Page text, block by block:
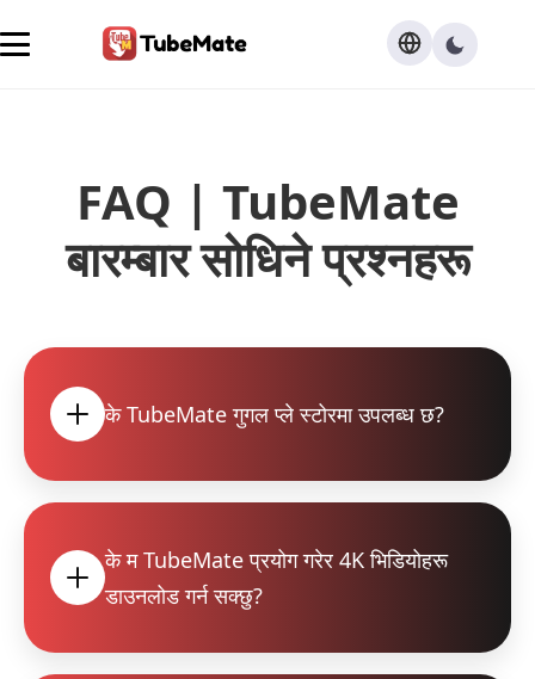
FAQ | TubeMate
बारम्बार सोधिने प्रश्नहरू
के TubeMate गुगल प्ले स्टोरमा उपलब्ध छ?
के म TubeMate प्रयोग गरेर 4K भिडियोहरू
डाउनलोड गर्न सक्छु?